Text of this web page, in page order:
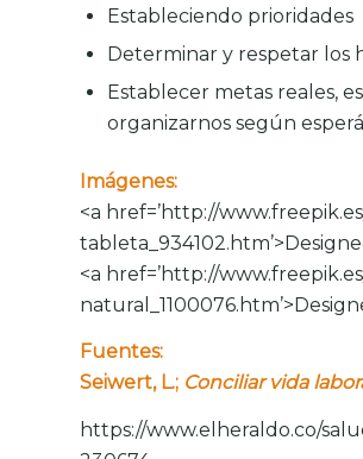
Estableciendo prioridades
Determinar y respetar los
Establecer metas reales,
organizarnos según
Imágenes:
<a href=’http://
<a href=’http://
Fuentes:
Seiwert, L.; Conciliar vida
https://www.elheraldo.co/